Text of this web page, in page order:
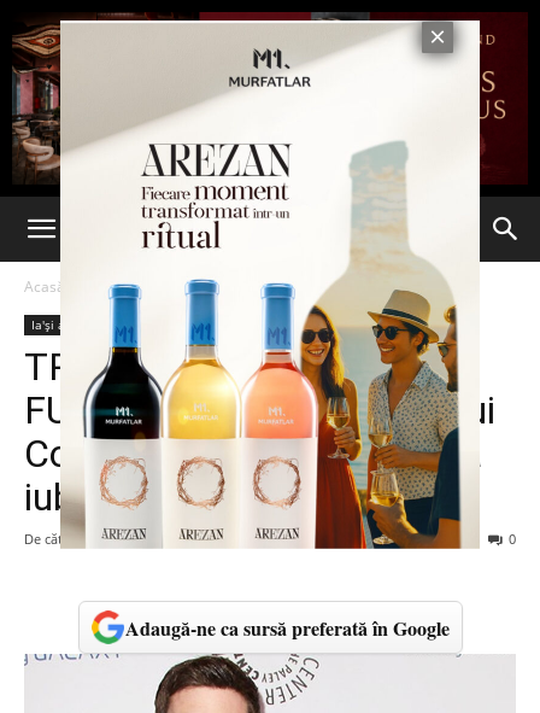
Acasă Ia'și arată bine Vedete
Ia'și arată bine
TRAGEDIE. MOARTEA
FULGERĂTOARE a actorului
Cory Monteith a frânt inima
iubitei sale, Lea Michele
De către 15 iulie 2013 0
Adaugă-ne ca sursă preferată în Google